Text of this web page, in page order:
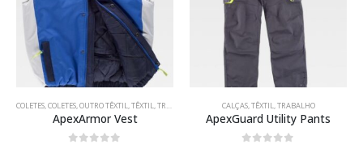
COLETES,COLETES,OUTRO TÊXTIL,TÊXTIL,TRABALHO
ApexArmor Vest
CALÇAS,TÊXTIL,TRABALHO
ApexGuard Utility Pants